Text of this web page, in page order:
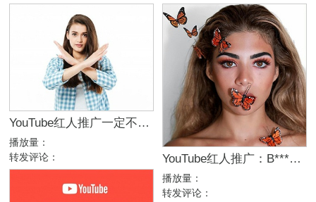
YouTube红人推广一定不要做哪些事？
播放量：
转发评论：
YouTube红人推广：B***e｜美国 生活
播放量：
转发评论：